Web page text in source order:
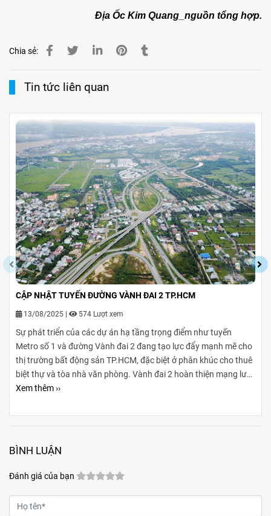
Địa Ốc Kim Quang_nguồn tổng hợp.
Chia sẻ:
Tin tức liên quan
CẬP NHẬT TUYẾN ĐƯỜNG VÀNH ĐAI 2 TP.HCM
13/08/2025 574 Lượt xem
Sự phát triển của các dự án hạ tầng trọng điểm như tuyến
Metro số 1 và đường Vành đai 2 đang tạo lực đẩy mạnh mẽ cho
thị trường bất động sản TP.HCM, đặc biệt ở phân khúc cho thuê
biệt thự và tòa nhà văn phòng. Vành đai 2 hoàn thiện mạng lưới
giao thông liên vùng, rút ngắn thời gian di chuyển từ ngoại
khu đô thị mới, khu biệt thự cao cấp và cụm văn phòng ở những
đồng bộ đang tạo ra biên độ tăng giá và tiềm năng khai thác
cho thuê bền vững cho các loại hình bất động sản này.
Xem thêm ››
BÌNH LUẬN
Đánh giá của bạn